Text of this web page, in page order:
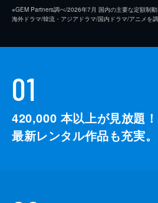
※GEM Partners調べ/2026年7⽉ 国内の主要な定額制
海外ドラマ/韓流・アジアドラマ/国内ドラマ/アニメを
01
420,000 本以上が見放題！
最新レンタル作品も充実。